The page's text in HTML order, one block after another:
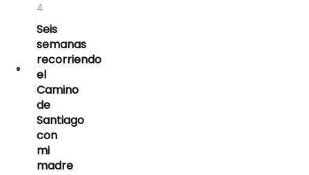
4
Seis
semanas
recorriendo
el
Camino
de
Santiago
con
mi
madre